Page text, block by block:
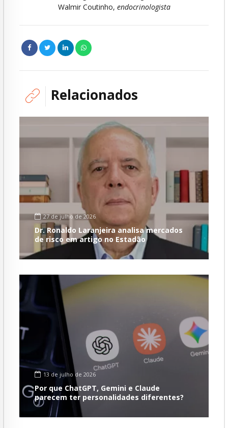
Walmir Coutinho, endocrinologista
Relacionados
27 de julho de 2026
Dr. Ronaldo Laranjeira analisa mercados
de risco em artigo no Estadão
13 de julho de 2026
Por que ChatGPT, Gemini e Claude
parecem ter personalidades diferentes?